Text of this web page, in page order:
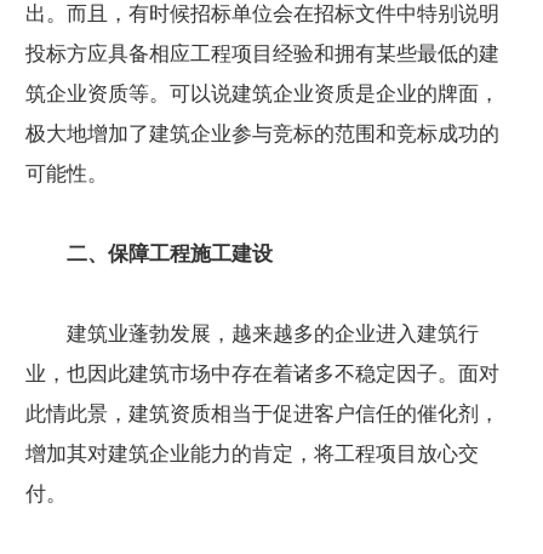
出。而且，有时候招标单位会在招标文件中特别说明
投标方应具备相应工程项目经验和拥有某些最低的建
筑企业资质等。可以说建筑企业资质是企业的牌面，
极大地增加了建筑企业参与竞标的范围和竞标成功的
可能性。
二、保障工程施工建设
建筑业蓬勃发展，越来越多的企业进入建筑行
业，也因此建筑市场中存在着诸多不稳定因子。面对
此情此景，建筑资质相当于促进客户信任的催化剂，
增加其对建筑企业能力的肯定，将工程项目放心交
付。